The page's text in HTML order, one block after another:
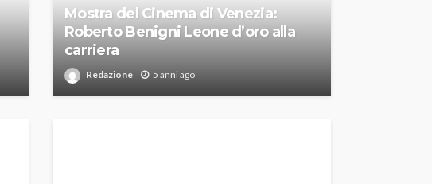
Mostra del Cinema di Venezia:
Roberto Benigni Leone d’oro alla
carriera
Redazione 5 anni ago